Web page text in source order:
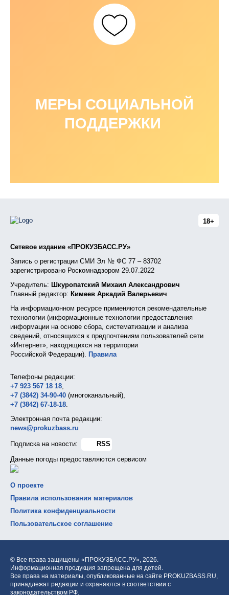
МЕРЫ СОЦИАЛЬНОЙ
ПОДДЕРЖКИ
18+
Сетевое издание «ПРОКУЗБАСС.РУ»
Запись о регистрации СМИ Эл № ФС 77 – 83702
зарегистрировано Роскомнадзором 29.07.2022
Учредитель: Шкуропатский Михаил Александрович
Главный редактор: Кимеев Аркадий Валерьевич
На информационном ресурсе применяются рекомендательные
технологии (информационные технологии предоставления
информации на основе сбора, систематизации и анализа
сведений, относящихся к предпочтениям пользователей сети
«Интернет», находящихся на территории
Российской Федерации). Правила
Телефоны редакции:
+7 923 567 18 18
+7 (3842) 34-90-40 (многоканальный),
+7 (3842) 67-18-18
Электронная почта редакции:
news@prokuzbass.ru
Подписка на новости:
RSS
Данные погоды предоставляются сервисом
О проекте
Правила использования материалов
Политика конфиденциальности
Пользовательское соглашение
© Все права защищены «ПРОКУЗБАСС.РУ», 2026.
Информационная продукция запрещена для детей.
Все права на материалы, опубликованные на сайте PROKUZBASS.RU,
принадлежат редакции и охраняются в соответствии с
законодательством РФ.